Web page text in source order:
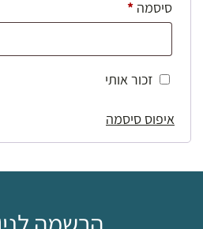
סיסמה *חובה
זכור אותי
איפוס סיסמה